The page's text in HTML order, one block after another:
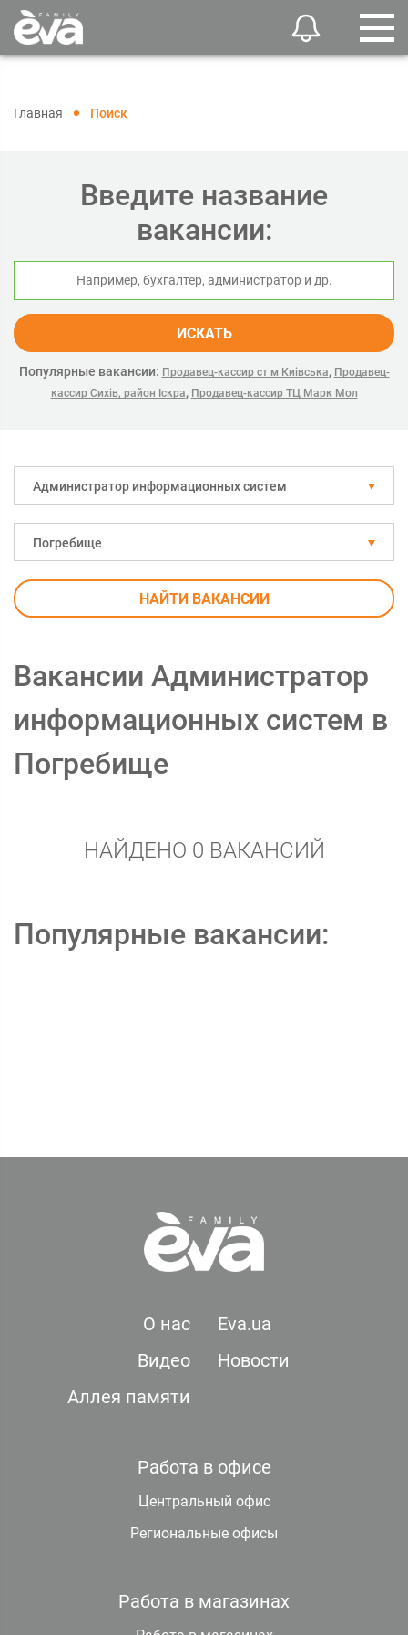
Главная Поиск
Введите название
вакансии:
ИСКАТЬ
Популярные вакансии: Продавец-кассир ст м Киівська, Продавец-
кассир Сихів, район Іскра, Продавец-кассир ТЦ Марк Мол
Администратор информационных систем
Погребище
НАЙТИ ВАКАНСИИ
Вакансии Администратор
информационных систем в
Погребище
НАЙДЕНО 0 ВАКАНСИЙ
Популярные вакансии:
О нас
Eva.ua
Видео
Новости
Аллея памяти
Работа в офисе
Центральный офис
Региональные офисы
Работа в магазинах